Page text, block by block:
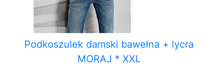
Podkoszulek damski bawełna + lycra
MORAJ * XXL